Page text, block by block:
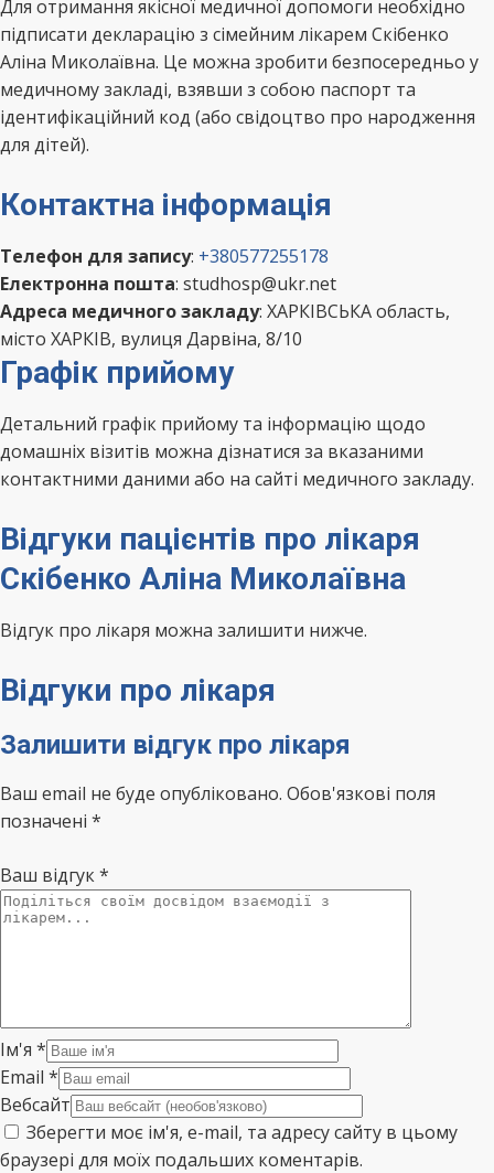
Для отримання якісної медичної допомоги необхідно
підписати декларацію з сімейним лікарем Скібенко
Аліна Миколаївна. Це можна зробити безпосередньо у
медичному закладі, взявши з собою паспорт та
ідентифікаційний код (або свідоцтво про народження
для дітей).
Контактна інформація
Телефон для запису: +380577255178
Електронна пошта: studhosp@ukr.net
Адреса медичного закладу: ХАРКІВСЬКА область,
місто ХАРКІВ, вулиця Дарвіна, 8/10
Графік прийому
Детальний графік прийому та інформацію щодо
домашніх візитів можна дізнатися за вказаними
контактними даними або на сайті медичного закладу.
Відгуки пацієнтів про лікаря
Скібенко Аліна Миколаївна
Відгук про лікаря можна залишити нижче.
Відгуки про лікаря
Залишити відгук про лікаря
Ваш email не буде опубліковано. Обов'язкові поля
позначені *
Ваш відгук*
Ім'я *
Email *
Вебсайт
Зберегти моє ім'я, e-mail, та адресу сайту в цьому
браузері для моїх подальших коментарів.